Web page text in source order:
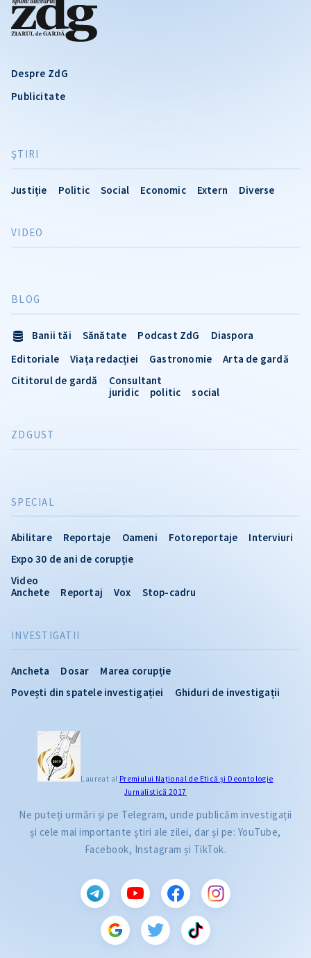
Despre ZdG
Publicitate
ŞTIRI
Justiție Politic Social Economic Extern Diverse
INVESTIGATII
Ancheta Dosar
Marea corupție
Povești din spatele investigației
Ghiduri de investigații
VIDEO
SPECIAL
Abilitare Reportaje Oameni Fotoreportaje
Interviuri
Expo 30 de ani de corupție
Video
Anchete
Reportaj Vox Stop-cadru
BLOG
Banii tăi Sănătate Podcast ZdG
Diaspora
Editoriale
Viața redacției Gastronomie
Arta de gardă
Cititorul de gardă
Consultant
juridic
politic social
ZDGUST
Laureat al Premiului Naţional de Etică și Deontologie
Jurnalistică 2017
Ne puteți urmări și pe Telegram, unde publicăm investigații
și cele mai importante știri ale zilei, dar și pe: YouTube,
Facebook, Instagram și TikTok.